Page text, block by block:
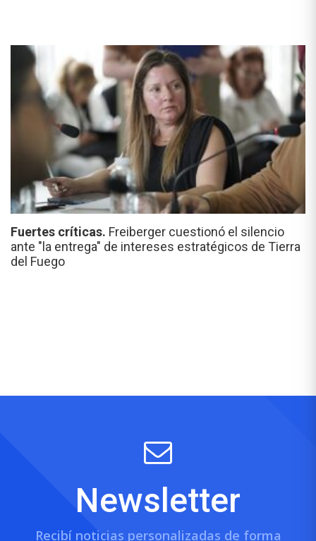
Fuertes críticas. Freiberger cuestionó el silencio
ante "la entrega" de intereses estratégicos de Tierra
del Fuego
Newsletter
Recibí noticias personalizadas de forma